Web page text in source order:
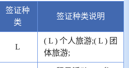
签证种
类
签证种类说明
L
( L ) 个人旅游;( L ) 团
体旅游;